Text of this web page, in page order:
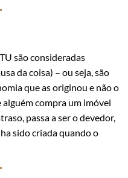
são consideradas
da coisa) – ou seja, são
que as originou e não o
compra um imóvel
passa a ser o devedor,
sido criada quando o